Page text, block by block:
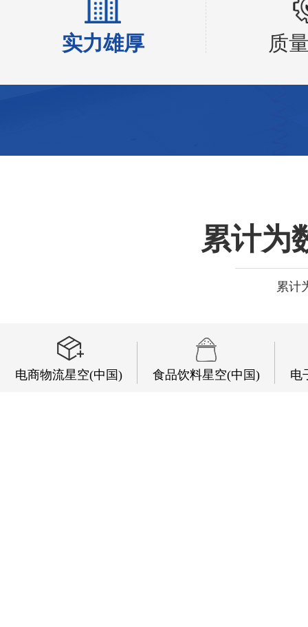
实力雄厚 质
累计为
累计
电商物流星空(中国) 食品饮料星空(中国) 电